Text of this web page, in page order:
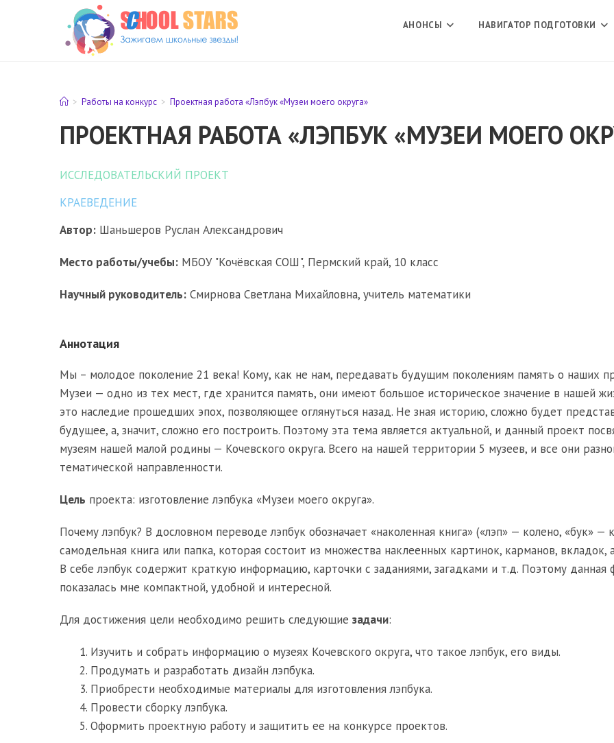
АНОНСЫ НАВИГАТОР ПОДГОТОВКИ
> Работы на конкурс > Проектная работа «Лэпбук «Музеи моего округа»
ПРОЕКТНАЯ РАБОТА «ЛЭПБУК «МУЗЕИ МОЕГО
ИССЛЕДОВАТЕЛЬСКИЙ ПРОЕКТ
КРАЕВЕДЕНИЕ
Автор: Шаньшеров Руслан Александрович
Место работы/учебы: МБОУ "Кочёвская СОШ", Пермский край, 10 класс
Научный руководитель: Смирнова Светлана Михайловна, учитель математики
Аннотация
Мы – молодое поколение 21 века! Кому, как не нам, передавать будущим поколениям память о наших
Музеи — одно из тех мест, где хранится память, они имеют большое историческое значение в нашей
это наследие прошедших эпох, позволяющее оглянуться назад. Не зная историю, сложно будет
будущее, а, значит, сложно его построить. Поэтому эта тема является актуальной, и данный проект
музеям нашей малой родины — Кочевского округа. Всего на нашей территории 5 музеев, и все они
тематической направленности.
Цель проекта: изготовление лэпбука «Музеи моего округа».
Почему лэпбук? В дословном переводе лэпбук обозначает «наколенная книга» («лэп» — колено, «бук» —
самодельная книга или папка, которая состоит из множества наклеенных картинок, карманов, вкладок,
В себе лэпбук содержит краткую информацию, карточки с заданиями, загадками и т.д. Поэтому данная
показалась мне компактной, удобной и интересной.
Для достижения цели необходимо решить следующие задачи:
Изучить и собрать информацию о музеях Кочевского округа, что такое лэпбук, его виды.
Продумать и разработать дизайн лэпбука.
Приобрести необходимые материалы для изготовления лэпбука.
Провести сборку лэпбука.
Оформить проектную работу и защитить ее на конкурсе проектов.